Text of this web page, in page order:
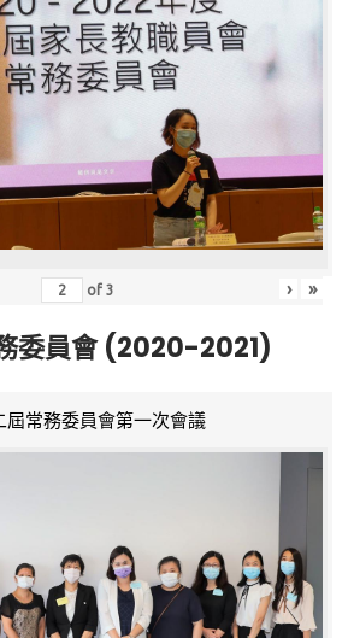
of3 › »
委員會 (2020-2021)
屆常務委員會第一次會議